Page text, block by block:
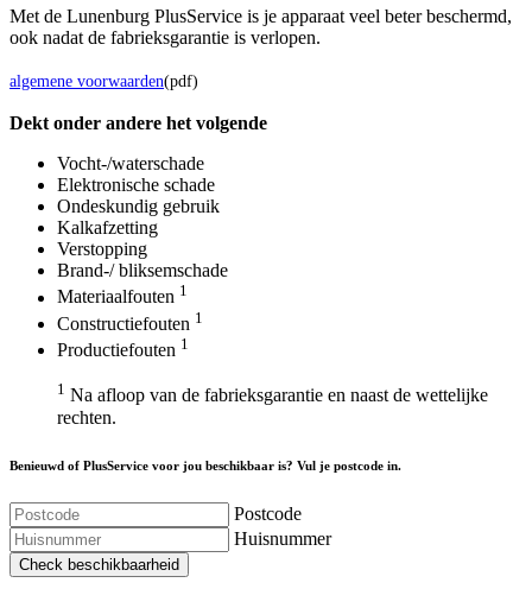
Met de Lunenburg PlusService is je apparaat veel beter beschermd,
ook nadat de fabrieksgarantie is verlopen.
algemene voorwaarden(pdf)
Dekt onder andere het volgende
Vocht-/waterschade
Elektronische schade
Ondeskundig gebruik
Kalkafzetting
Verstopping
Brand-/ bliksemschade
Materiaalfouten 1
Constructiefouten 1
Productiefouten 1
1 Na afloop van de fabrieksgarantie en naast de wettelijke
rechten.
Benieuwd of PlusService voor jou beschikbaar is? Vul je postcode in.
Postcode
Huisnummer
Check beschikbaarheid